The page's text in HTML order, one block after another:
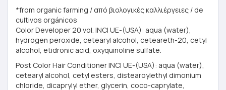
*from organic farming / από βιολογικές καλλιέργειες / de
cultivos orgánicos
Color Developer 20 vol. INCI UE-(USA): aqua (water),
hydrogen peroxide, cetearyl alcohol, ceteareth-20, cetyl
alcohol, etidronic acid, oxyquinoline sulfate.
Post Color Hair Conditioner INCI UE-(USA): aqua (water),
cetearyl alcohol, cetyl esters, distearoylethyl dimonium
chloride, dicaprylyl ether, glycerin, coco-caprylate,